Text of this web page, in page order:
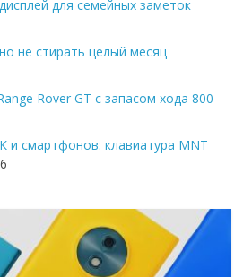
для семейных заметок
не стирать целый месяц
Rover GT с запасом хода 800
и смартфонов: клавиатура MNT